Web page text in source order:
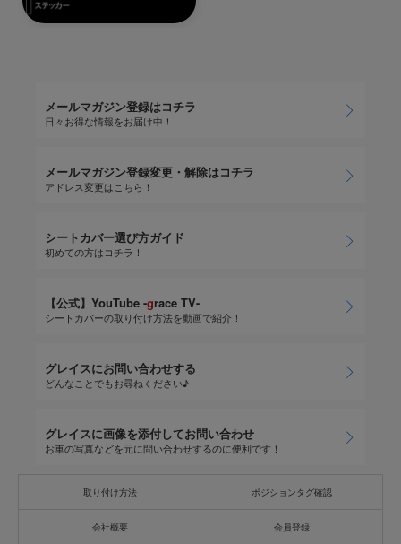
メールマガジン登録はコチラ
日々お得な情報をお届け中！
メールマガジン登録変更・解除はコチラ
アドレス変更はこちら！
シートカバー選び方ガイド
初めての方はコチラ！
【公式】YouTube -grace TV-
シートカバーの取り付け方法を動画で紹介！
グレイスにお問い合わせする
どんなことでもお尋ねください♪
グレイスに画像を添付してお問い合わせ
お車の写真などを元に問い合わせするのに便利です！
取り付け方法 ポジションタグ確認
会社概要 会員登録